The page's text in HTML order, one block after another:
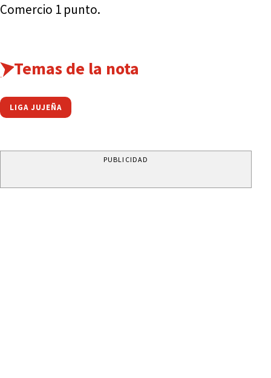
Comercio 1 punto.
Temas de la nota
LIGA JUJEÑA
PUBLICIDAD